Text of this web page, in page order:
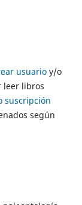
usuario y/o
leer libros
suscripción
según